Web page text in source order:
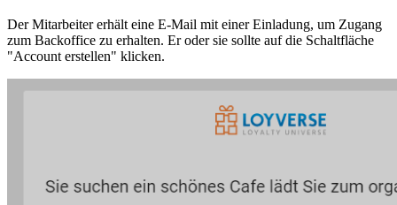
Der Mitarbeiter erhält eine E-Mail mit einer Einladung, um Zugang
zum Backoffice zu erhalten. Er oder sie sollte auf die Schaltfläche
"Account erstellen" klicken.